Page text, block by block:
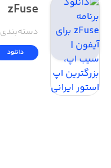
zFuse
دسته‌بندی
دانلود